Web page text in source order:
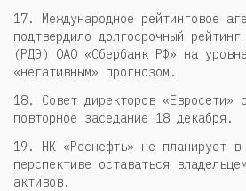
17. Международное рейтинговое
подтвердило долгосрочный
(РДЭ) ОАО «Сбербанк РФ» на
«негативным» прогнозом.
18. Совет директоров «Евросети»
повторное заседание 18 декабря.
19. НК «Роснефть» не планирует в
перспективе оставаться
активов.